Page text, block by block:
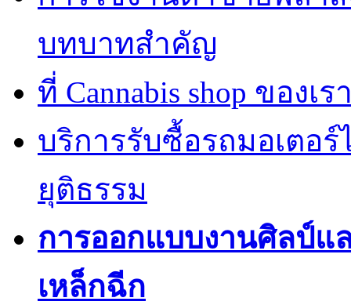
บทบาทสำคัญ
ที่ Cannabis shop ของ
บริการรับซื้อรถมอเตอ
ยุติธรรม
การออกแบบงานศิลป์แ
เหล็กฉีก